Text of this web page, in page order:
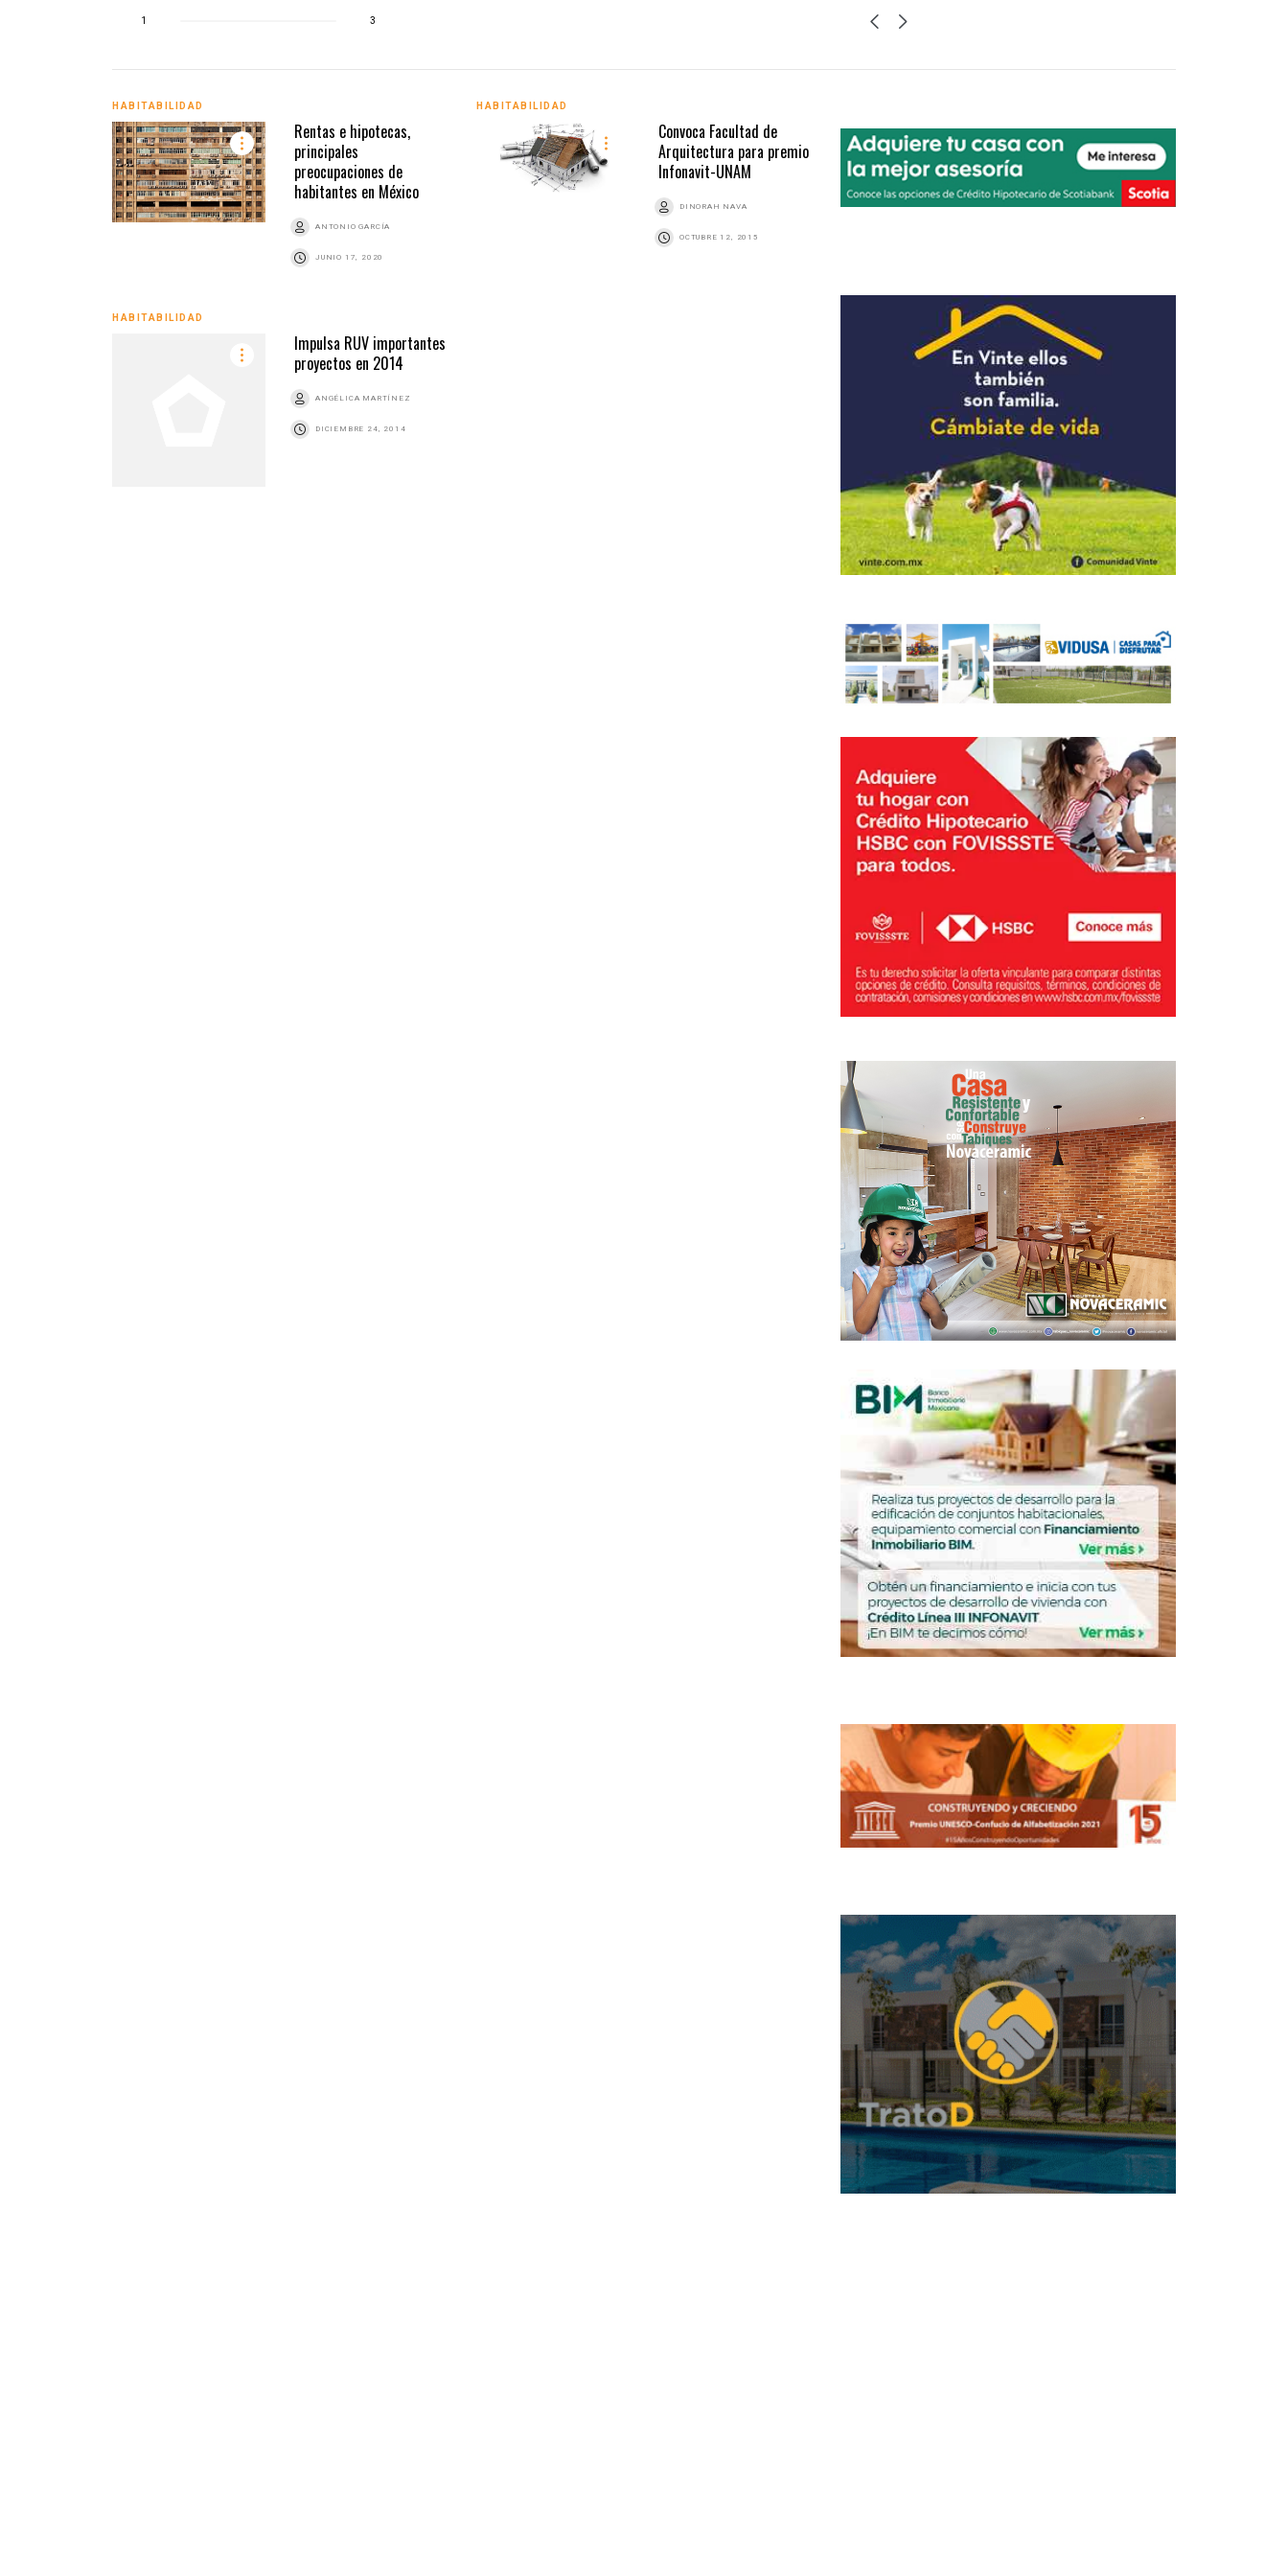
1 3
HABITABILIDAD
Rentas e hipotecas,
principales
preocupaciones de
habitantes en México
ANTONIO GARCÍA
JUNIO 17, 2020
HABITABILIDAD
Convoca Facultad de
Arquitectura para premio
Infonavit-UNAM
DINORAH NAVA
OCTUBRE 12, 2015
HABITABILIDAD
Impulsa RUV importantes
proyectos en 2014
ANGÉLICA MARTÍNEZ
DICIEMBRE 24, 2014